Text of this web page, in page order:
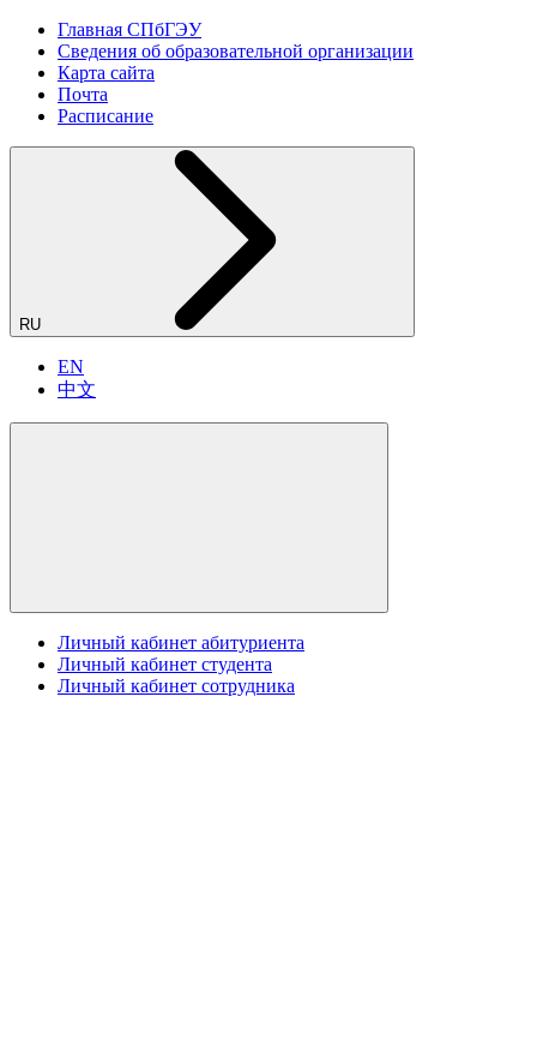
Главная СПбГЭУ
Сведения об образовательной организации
Карта сайта
Почта
Расписание
RU
EN
中文
Личный кабинет абитуриента
Личный кабинет студента
Личный кабинет сотрудника